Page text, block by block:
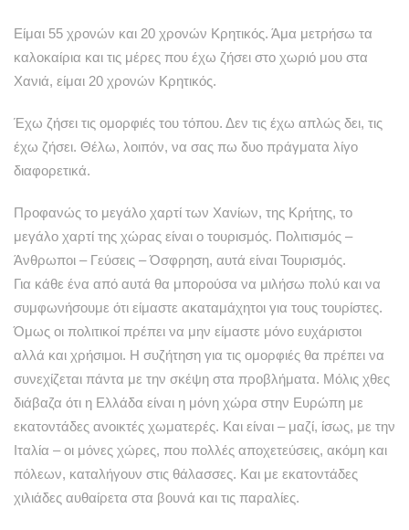
Είμαι 55 χρονών και 20 χρονών Κρητικός. Άμα μετρήσω τα
καλοκαίρια και τις μέρες που έχω ζήσει στο χωριό μου στα
Χανιά, είμαι 20 χρονών Κρητικός.
Έχω ζήσει τις ομορφιές του τόπου. Δεν τις έχω απλώς δει, τις
έχω ζήσει. Θέλω, λοιπόν, να σας πω δυο πράγματα λίγο
διαφορετικά.
Προφανώς το μεγάλο χαρτί των Χανίων, της Κρήτης, το
μεγάλο χαρτί της χώρας είναι ο τουρισμός. Πολιτισμός –
Άνθρωποι – Γεύσεις – Όσφρηση, αυτά είναι Τουρισμός.
Για κάθε ένα από αυτά θα μπορούσα να μιλήσω πολύ και να
συμφωνήσουμε ότι είμαστε ακαταμάχητοι για τους τουρίστες.
Όμως οι πολιτικοί πρέπει να μην είμαστε μόνο ευχάριστοι
αλλά και χρήσιμοι. Η συζήτηση για τις ομορφιές θα πρέπει να
συνεχίζεται πάντα με την σκέψη στα προβλήματα. Μόλις χθες
διάβαζα ότι η Ελλάδα είναι η μόνη χώρα στην Ευρώπη με
εκατοντάδες ανοικτές χωματερές. Και είναι – μαζί, ίσως, με την
Ιταλία – οι μόνες χώρες, που πολλές αποχετεύσεις, ακόμη και
πόλεων, καταλήγουν στις θάλασσες. Και με εκατοντάδες
χιλιάδες αυθαίρετα στα βουνά και τις παραλίες.